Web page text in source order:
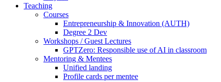
Teaching
Courses
Entrepreneurship & Innovation (AUTH)
Degree 2 Dev
Workshops / Guest Lectures
GPTZero: Responsible use of AI in classroom
Mentoring & Mentees
Unified landing
Profile cards per mentee